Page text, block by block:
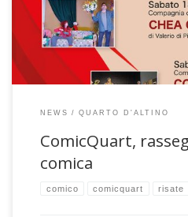
conosciute: 04/11 — BUSE E BALE
NEWS QUARTO D'ALTINO
ComicQuart,
comica
comico comicquart risate